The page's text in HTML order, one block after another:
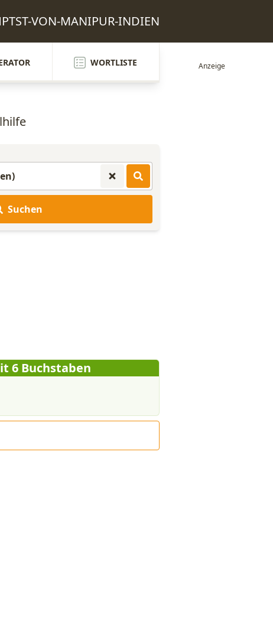
VON-MANIPUR-INDIEN
WORTLISTE
Suchen
6 Buchstaben